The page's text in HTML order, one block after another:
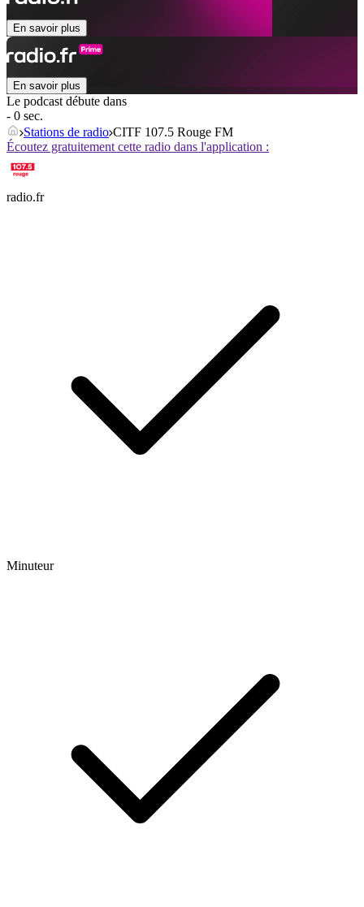
En savoir plus
En savoir plus
Le podcast débute dans
- 0 sec.
Stations de radio CITF 107.5 Rouge FM
Écoutez gratuitement cette radio dans l'application :
radio.fr
Minuteur